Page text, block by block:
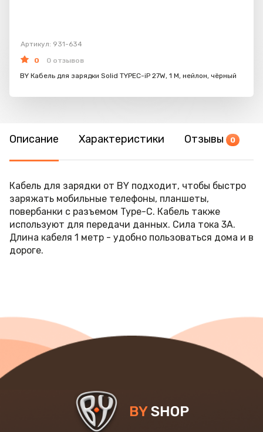
Артикул: 931-634
0
0 отзывов
BY Кабель для зарядки Solid TYPEC-iP 27W, 1 M, нейлон, чёрный
Описание Характеристики Отзывы 0
Кабель для зарядки от BY подходит, чтобы быстро
заряжать мобильные телефоны, планшеты,
повербанки с разъемом Type-C. Кабель также
используют для передачи данных. Сила тока 3А.
Длина кабеля 1 метр - удобно пользоваться дома и в
дороге.